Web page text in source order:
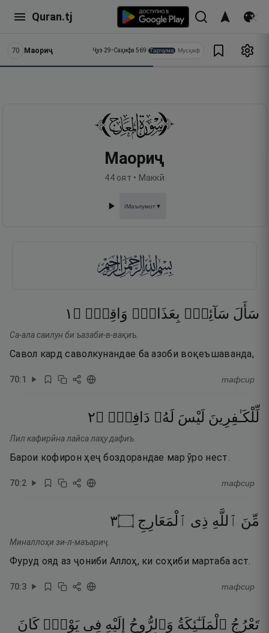
Quran.tj
70 Маориҷ Ҷуз 29•Саҳифа 569 Тарҷума Мусҳаф
Маориҷ
44оят • Маккӣ
ℹ️Маълумот▼
سَأَلَ سَآئِلٌۢ بِعَذَابٍۢ وَاقِعٍۢ ۝ ١
Са-ала саилун би ъазаби-в-вақиъ.
Савол кард саволкунандае ба азоби воқеъшаванда,
70:1 тафсир
لِّلْكَـٰفِرِينَ لَيْسَ لَهُۥ دَافِعٌۭ ۝٢
Лил кафирӣна лайса лаҳу дафиъ.
Барои кофирон ҳеҷ боздорандае мар ӯро нест.
70:2 тафсир
مِّنَ ٱللَّهِ ذِى ٱلْمَعَارِجِ ۝٣
Миналлоҳи зи-л-маъариҷ.
Фуруд ояд аз ҷониби Аллоҳ, ки соҳиби мартаба аст.
70:3 тафсир
تَعْرُجُ ٱلْمَلَـٰٓئِكَةُ وَٱلرُّوحُ إِلَيْهِ فِى يَوْمٍۢ كَانَ